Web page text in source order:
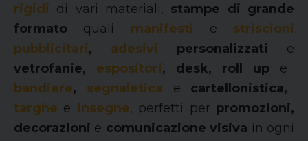
rigidi di vari materiali, stampe di grande
formato quali manifesti e striscioni
pubblicitari, adesivi personalizzati e
vetrofanie, espositori, desk, roll up e
bandiere, segnaletica e cartellonistica,
targhe e insegne, perfetti per promozioni,
decorazioni e comunicazione visiva in ogni